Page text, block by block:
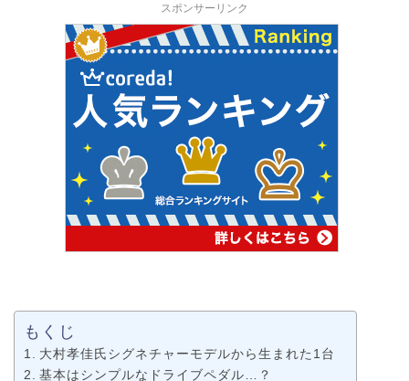
スポンサーリンク
もくじ
大村孝佳氏シグネチャーモデルから生まれた1台
基本はシンプルなドライブペダル…？